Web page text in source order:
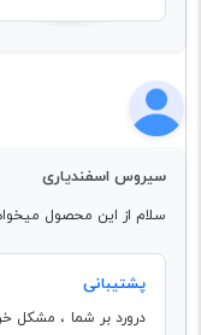
سیروس اسفندیاری
سلام از این محصول
پشتیبانی
درورد بر شما ، مشکل